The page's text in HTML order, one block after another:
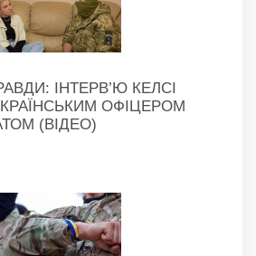
ІНТЕРВ’Ю КЕЛСІ
ОФІЦЕРОМ
(ВІДЕО)